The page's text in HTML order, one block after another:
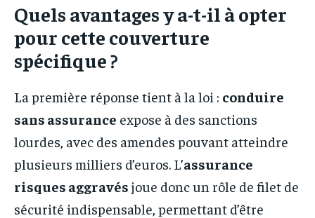
Quels avantages y a-t-il à opter
pour cette couverture
spécifique ?
La première réponse tient à la loi : conduire
sans assurance expose à des sanctions
lourdes, avec des amendes pouvant atteindre
plusieurs milliers d’euros. L’assurance
risques aggravés joue donc un rôle de filet de
sécurité indispensable, permettant d’être